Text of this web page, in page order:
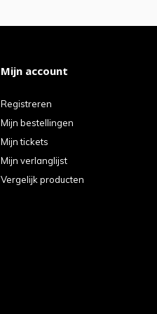
Mijn account
Registreren
Mijn bestellingen
Mijn tickets
Mijn verlanglijst
Vergelijk producten